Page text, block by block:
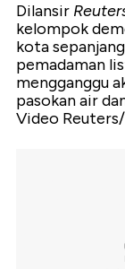
Dilansir
kelompok
kota
pemadaman
mengganggu
pasokan air
Video